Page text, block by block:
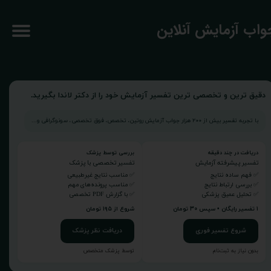
آزمایش آنلاین
دقیق ترین و تخصصی ترین تفسیر آزمایش خود را از دکتر لاندا بگیرید.
با تجربه تفسیر بیش از ۲۰۰ هزار جواب آزمایش روتین، تخصص، فوق تخصصی، سونوگرافی و...
دریافت در چند دقیقه
تفسیر پیشرفته آزمایش
✅ فهم ساده نتایج
✅ بررسی ارتباط نتایج
✅ تحلیل عمیق پزشکی
۱ تفسیر رایگان • سپس ۳۰ تومان
شروع تفسیر فوری
بدون نیاز به ثبت‌نام
بررسی توسط پزشک
تفسیر تخصصی با پزشک
✅ مناسب نتایج غیرطبیعی
✅ مناسب پرونده‌های مهم
✅ با گزارش PDF تخصصی
شروع از ۱۹۵ تومان
دریافت نظر پزشک
توسط پزشک متخصص